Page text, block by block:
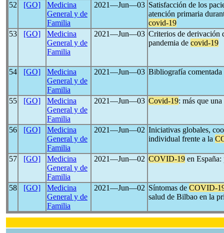
52 [GO]
Medicina
General y de
Familia
2021―Jun―03 Satisfacción de los
atención primaria
covid-19
53
[GO]
Medicina
General y de
Familia
2021―Jun―03 Criterios de derivación
pandemia de covid-19
54 [GO]
Medicina
General y de
Familia
2021―Jun―03 Bibliografía
55 [GO]
Medicina
General y de
Familia
2021―Jun―03 Covid-19: más que
56 [GO]
Medicina
General y de
Familia
2021―Jun―02 Iniciativas globales,
individual frente a la
57 [GO]
Medicina
General y de
Familia
2021―Jun―02 COVID-19 en
58 [GO]
Medicina
General y de
Familia
2021―Jun―02 Síntomas de COVID-
salud de Bilbao en la